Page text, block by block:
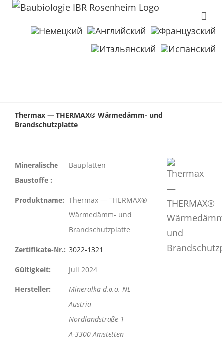
Thermax — THERMAX® Wärmedämm- und
Brandschutzplatte
Mineralische
Baustoffe :
Bauplatten
Produktname: Thermax — THERMAX®
Wärmedämm- und
Brandschutzplatte
Zertifikate-Nr.: 3022-1321
Gültigkeit: Juli 2024
Hersteller:
Mineralka d.o.o. NL
Austria
Nordlandstraße 1
A-3300 Amstetten